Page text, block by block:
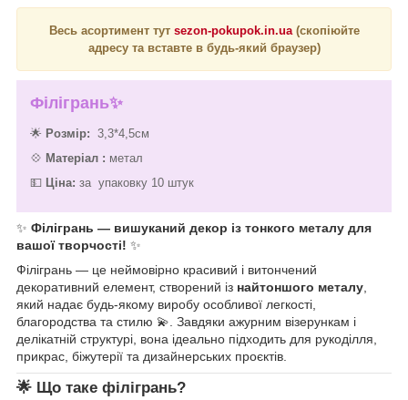
Весь асортимент тут sezon-pokupok.in.ua (скопіюйте
адресу та вставте в будь-який браузер)
Філігрань✨
🌟 Розмір: 3,3*4,5см
💠 Матеріал : метал
💵 Ціна: за упаковку 10 штук
✨ Філігрань — вишуканий декор із тонкого металу для
вашої творчості! ✨
Філігрань — це неймовірно красивий і витончений
декоративний елемент, створений із найтоншого металу,
який надає будь-якому виробу особливої легкості,
благородства та стилю 💫. Завдяки ажурним візерункам і
делікатній структурі, вона ідеально підходить для рукоділля,
прикрас, біжутерії та дизайнерських проєктів.
🌟 Що таке філігрань?